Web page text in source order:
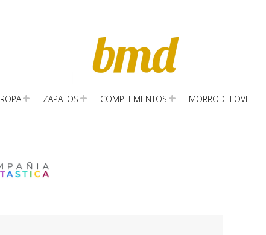
ROPA ZAPATOS COMPLEMENTOS MORRODELOVE